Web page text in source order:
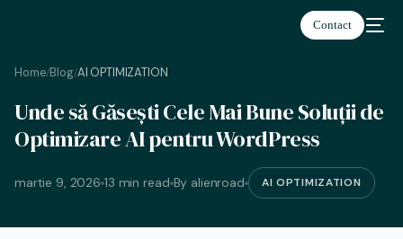
Contact
Home/Blog/AI OPTIMIZATION
Unde să Găsești Cele Mai Bune Soluții de
Optimizare AI pentru WordPress
martie 9, 2026 13 min read By alienroad AI OPTIMIZATION
Română